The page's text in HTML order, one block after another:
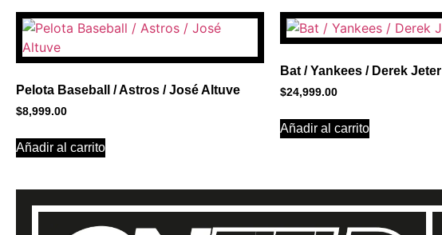
BANNER CON
PROMOCIONES 1
Click Here
Pelota Baseball / Astros / José Altuve
$8,999.00
Añadir al carrito
Bat / Yankees / Derek Jeter
$24,999.00
Añadir al carrito